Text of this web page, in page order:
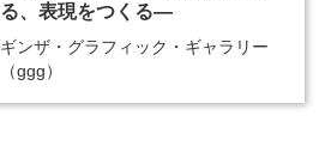
る、表現をつくる―
ギンザ・グラフィック・ギャラリー
（ggg）